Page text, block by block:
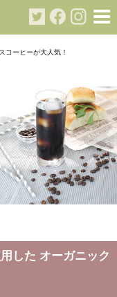
コーヒーが大人気！
した オーガニック